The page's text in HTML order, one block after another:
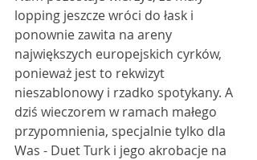
lopping jeszcze wróci do łask i
ponownie zawita na areny
największych europejskich cyrków,
ponieważ jest to rekwizyt
nieszablonowy i rzadko spotykany. A
dziś wieczorem w ramach małego
przypomnienia, specjalnie tylko dla
Was - Duet Turk i jego akrobacje na